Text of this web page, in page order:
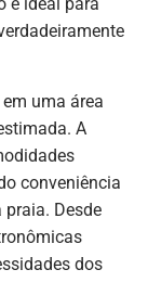
é ideal para
uma área
A
conveniência
Desde
dos